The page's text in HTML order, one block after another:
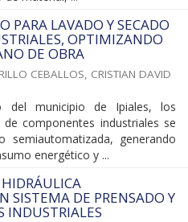
LAVADO Y SECADO
OPTIMIZANDO
DE OBRA
CEBALLOS, CRISTIAN DAVID
del municipio de Ipiales, los
componentes industriales se
generando
energético y ...
SISTEMA DE PRENSADO Y
INDUSTRIALES